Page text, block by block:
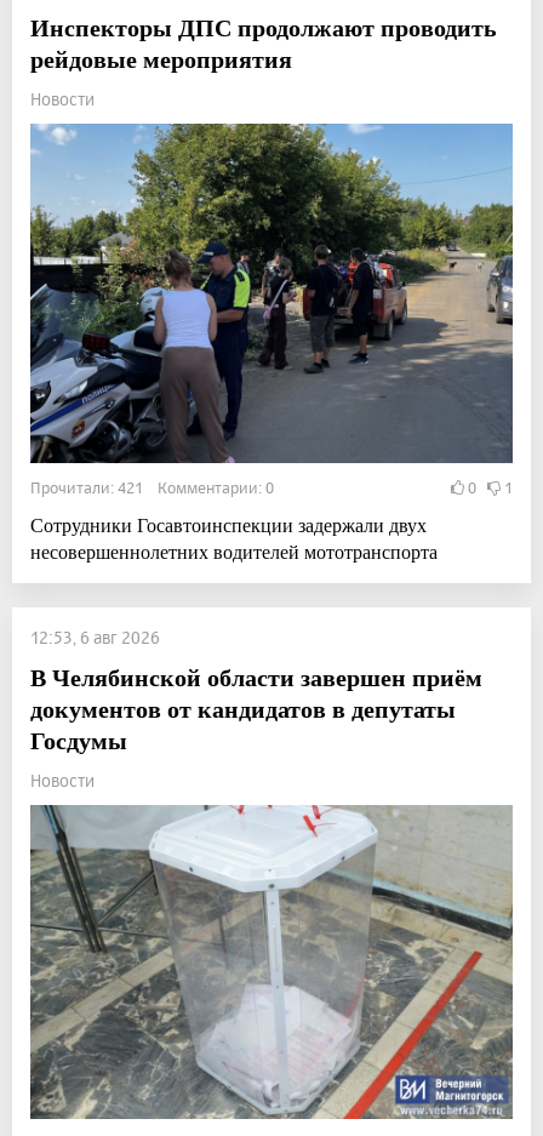
Инспекторы ДПС продолжают проводить
рейдовые мероприятия
Новости
Прочитали: 421 Комментарии: 0 0 1
Сотрудники Госавтоинспекции задержали двух
несовершеннолетних водителей мототранспорта
12:53, 6 авг 2026
В Челябинской области завершен приём
документов от кандидатов в депутаты
Госдумы
Новости